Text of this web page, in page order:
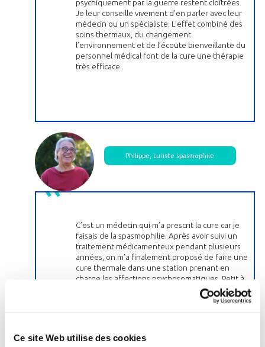
Ce site Web utilise des cookies
psychiquement par la guerre restent cloîtrées.
Je leur conseille vivement d’en parler avec leur
médecin ou un spécialiste. L’effet combiné des
soins thermaux, du changement
l’environnement et de l’écoute bienveillante du
personnel médical font de la cure une thérapie
très efficace.
Philippe, curiste spasmophile
C’est un médecin qui m’a prescrit la cure car je
faisais de la spasmophilie. Après avoir suivi un
traitement médicamenteux pendant plusieurs
années, on m’a finalement proposé de faire une
cure thermale dans une station prenant en
charge les affections psychosomatiques. Petit à
petit, grâce à la cure, j’ai pu arrêter les
traitements médicamenteux les plus lourds. La
cure est très relaxante, elle permet de sortir des
dans toutes les maladies et c’est un bon